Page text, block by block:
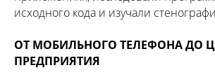
исходного кода и изучали
ОТ МОБИЛЬНОГО ТЕЛЕФОНА ДО
ПРЕДПРИЯТИЯ